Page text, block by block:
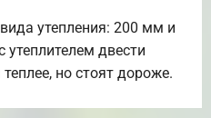
утепления: 200 мм и
двести
но стоят дороже.